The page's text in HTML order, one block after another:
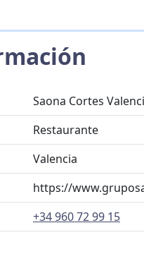
Saona Cortes
Restaurante
Valencia
https://
+34 960 72 99 15